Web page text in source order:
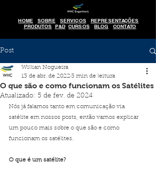
HOME SOBRE SERVIÇOS
REPRESENTAÇÕES
PRODUTOS P&D CURSOS BLOG CONTATO
Post
O que são e como funcionam os Satélites
Willian Nogueira
13 de abr. de 20223 min de leitura
Atualizado: 5 de fev. de 2024
Nós já falamos tanto em comunicação via
satélite em nossos posts, então vamos explicar
um pouco mais sobre o que são e como
funcionam os satélites.
O que é um satélite?